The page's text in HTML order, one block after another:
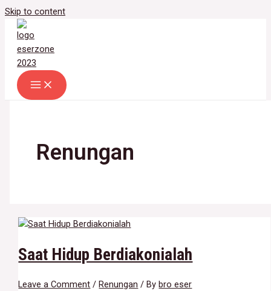
Skip to content
Renungan
Saat Hidup Berdiakonialah
Leave a Comment / Renungan / By bro eser